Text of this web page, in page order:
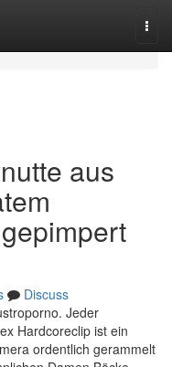
aus
Discuss
Jeder
Hardcoreclip ist ein
ordentlich gerammelt